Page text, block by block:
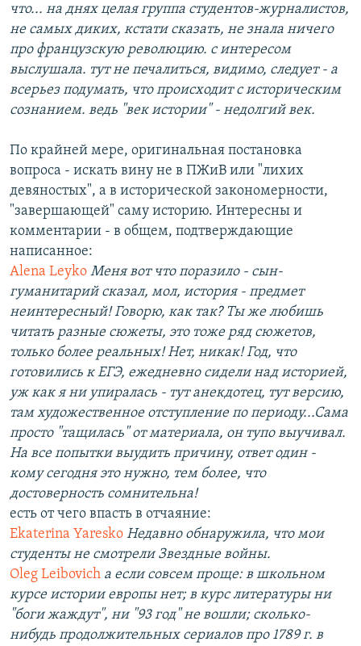
что... на днях целая группа студентов-журналистов,
не самых диких, кстати сказать, не знала ничего
про французскую революцию. с интересом
выслушала. тут не печалиться, видимо, следует - а
всерьез подумать, что происходит с историческим
сознанием. ведь "век истории" - недолгий век.
По крайней мере, оригинальная постановка
вопроса - искать вину не в ПЖиВ или "лихих
девяностых", а в исторической закономерности,
"завершающей" саму историю. Интересны и
комментарии - в общем, подтверждающие
написанное:
Alena Leyko Меня вот что поразило - сын-
гуманитарий сказал, мол, история - предмет
неинтересный! Говорю, как так? Ты же любишь
читать разные сюжеты, это тоже ряд сюжетов,
только более реальных! Нет, никак! Год, что
готовились к ЕГЭ, ежедневно сидели над историей,
уж как я ни упиралась - тут анекдотец, тут версию,
там художественное отступление по периоду...Сама
просто "тащилась" от материала, он тупо выучивал.
На все попытки выудить причину, ответ один -
кому сегодня это нужно, тем более, что
достоверность сомнительна!
есть от чего впасть в отчаяние:
Ekaterina Yaresko Недавно обнаружила, что мои
студенты не смотрели Звездные войны.
Oleg Leibovich а если совсем проще: в школьном
курсе истории европы нет; в курс литературы ни
"боги жаждут", ни "93 год" не вошли; сколько-
нибудь продолжительных сериалов про 1789 г. в